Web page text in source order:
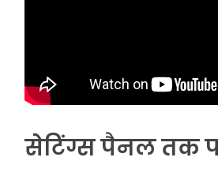
सेटिंग्स पैनल तक